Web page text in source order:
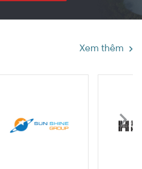
Xem thêm